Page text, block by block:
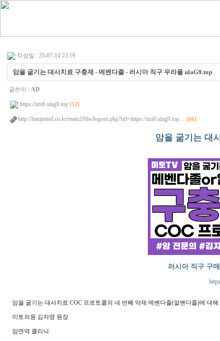
작성일 : 25-07-14 23:19
암을 굶기는 대사치료 구충제 - 메벤다졸 - 러시아 직구 우라몰 ulaG9.top
글쓴이 : AD
https://izu6.ulag9.top [53]
http://hanjinind.co.kr/main2/bbs/logout.php?url=https://izu6.ulag9.top… [66]
암을 굶기는 대
러시아 직구 구
암을 굶기는 대사치료 COC 프로토콜의 네 번째 약제 메벤다졸(알벤다졸)에 대
미토의원 김자영 원장
암면역 클리닉